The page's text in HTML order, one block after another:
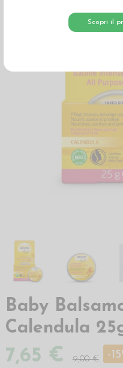
Scopri il
Baby
Calendula
7,65 € 9,00 € -